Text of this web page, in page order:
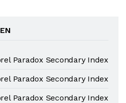
Paradox Secondary Index
Paradox Secondary Index
Paradox Secondary Index